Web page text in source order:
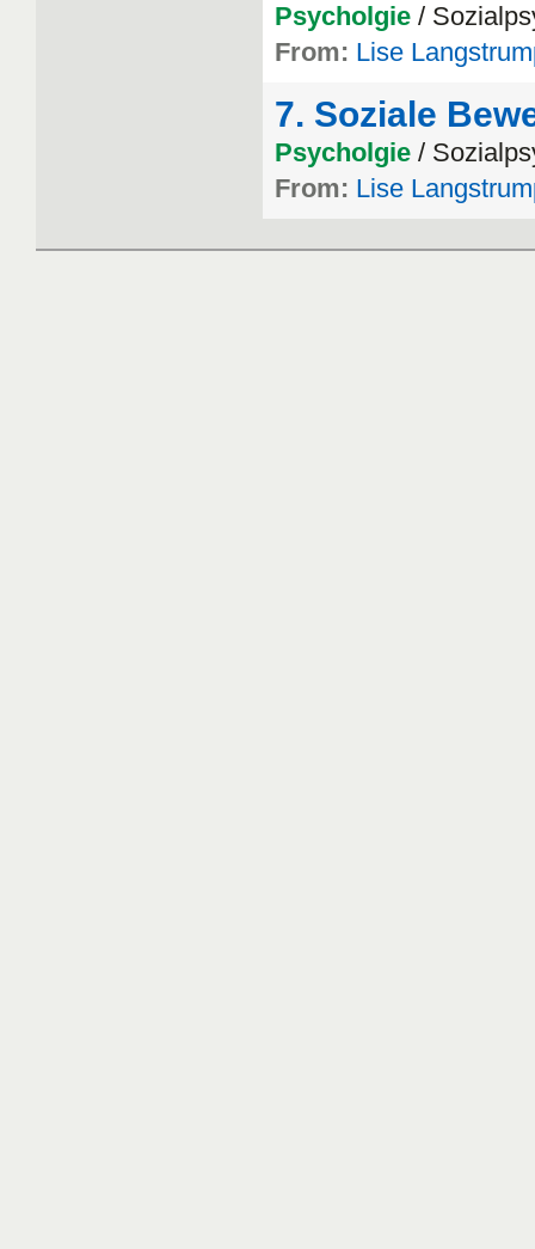
Psycholgie /
From: Lise
7. Soziale
Psycholgie /
From: Lise